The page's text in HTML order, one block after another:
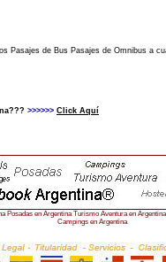
Pasajes de Bus Pasajes de Omnibus a
>>>>>> Click Aquí
Posadas en Argentina Turismo Aventura en
Campings en Argentina